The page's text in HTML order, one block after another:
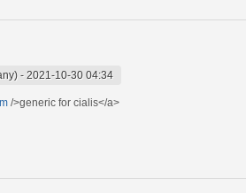
- 2021-10-30 04:34
/>generic for cialis</a>